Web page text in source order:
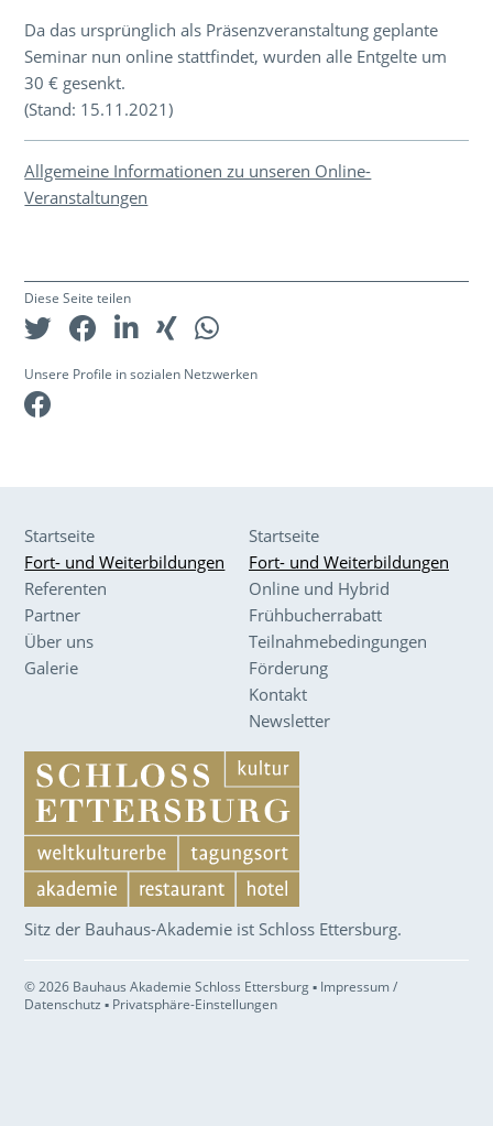
Da das ursprünglich als Präsenzveranstaltung geplante
Seminar nun online stattfindet, wurden alle Entgelte um
30 € gesenkt.
(Stand: 15.11.2021)
Allgemeine Informationen zu unseren Online-
Veranstaltungen
Diese Seite teilen
Unsere Profile in sozialen Netzwerken
Startseite
Fort- und Weiterbildungen
Referenten
Partner
Über uns
Galerie
Startseite
Fort- und Weiterbildungen
Online und Hybrid
Frühbucherrabatt
Teilnahmebedingungen
Förderung
Kontakt
Newsletter
Sitz der Bauhaus-Akademie ist Schloss Ettersburg.
© 2026 Bauhaus Akademie Schloss Ettersburg ▪ Impressum /
Datenschutz ▪ Privatsphäre-Einstellungen